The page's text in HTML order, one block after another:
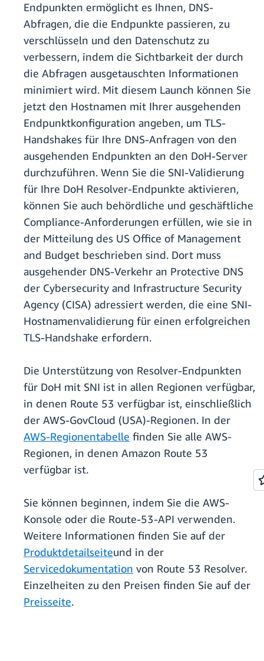
Endpunkten ermöglicht es Ihnen, DNS-
Abfragen, die die Endpunkte passieren, zu
verschlüsseln und den Datenschutz zu
verbessern, indem die Sichtbarkeit der durch
die Abfragen ausgetauschten Informationen
minimiert wird. Mit diesem Launch können Sie
jetzt den Hostnamen mit Ihrer ausgehenden
Endpunktkonfiguration angeben, um TLS-
Handshakes für Ihre DNS-Anfragen von den
ausgehenden Endpunkten an den DoH-Server
durchzuführen. Wenn Sie die SNI-Validierung
für Ihre DoH Resolver-Endpunkte aktivieren,
können Sie auch behördliche und geschäftliche
Compliance-Anforderungen erfüllen, wie sie in
der Mitteilung des US Office of Management
and Budget beschrieben sind. Dort muss
ausgehender DNS-Verkehr an Protective DNS
der Cybersecurity and Infrastructure Security
Agency (CISA) adressiert werden, die eine SNI-
Hostnamenvalidierung für einen erfolgreichen
TLS-Handshake erfordern.
Die Unterstützung von Resolver-Endpunkten
für DoH mit SNI ist in allen Regionen verfügbar,
in denen Route 53 verfügbar ist, einschließlich
der AWS-GovCloud (USA)-Regionen. In der
AWS-Regionentabelle finden Sie alle AWS-
Regionen, in denen Amazon Route 53
verfügbar ist.
Sie können beginnen, indem Sie die AWS-
Konsole oder die Route-53-API verwenden.
Weitere Informationen finden Sie auf der
Produktdetailseiteund in der
Servicedokumentation von Route 53 Resolver.
Einzelheiten zu den Preisen finden Sie auf der
Preisseite.